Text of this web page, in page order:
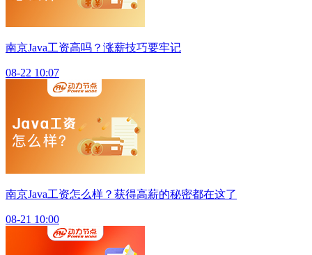
南京Java工资高吗？涨薪技巧要牢记
08-22 10:07
南京Java工资怎么样？获得高薪的秘密都在这了
08-21 10:00